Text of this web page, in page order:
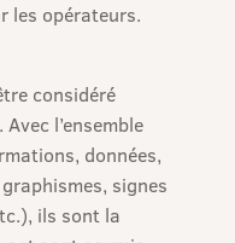
les opérateurs.
considéré
l’ensemble
données,
signes
ils sont la